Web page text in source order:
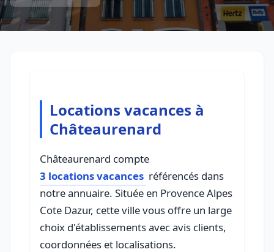
Locations vacances à
Châteaurenard
Châteaurenard compte
3 locations vacances référencés dans
notre annuaire. Située en Provence Alpes
Cote Dazur, cette ville vous offre un large
choix d'établissements avec avis clients,
coordonnées et localisations.